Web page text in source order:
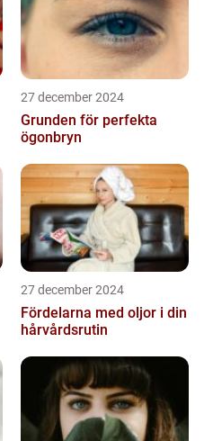
27 december 2024
Grunden för perfekta
ögonbryn
27 december 2024
Fördelarna med oljor i din
hårvårdsrutin